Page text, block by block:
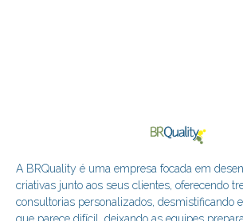
A BRQuality é uma empresa focada em
criativas junto aos seus clientes, oferecendo
consultorias personalizados, desmistificando